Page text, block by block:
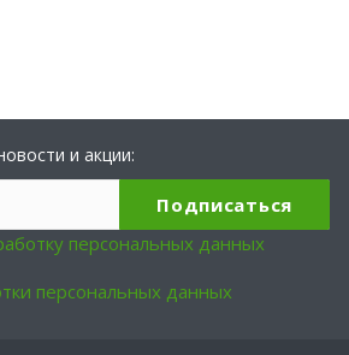
и акции:
персональных данных
персональных данных